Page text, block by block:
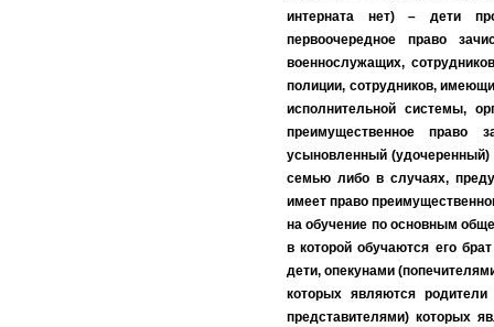
интерната нет) – дети
первоочередное право
военнослужащих,
полиции, сотрудников,
исполнительной системы,
преимущественное право
усыновленный
семью либо в случаях,
имеет право
на обучение по основным
в которой обучаются его
дети, опекунами
которых являются
представителями) которых